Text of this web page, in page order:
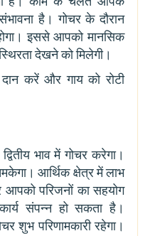
है। गोचर के दौरान
इससे आपको मानसिक
देखने को मिलेगी।
करें और गाय को रोटी
भाव में गोचर करेगा।
आर्थिक क्षेत्र में लाभ
परिजनों का सहयोग
संपन्न हो सकता है।
शुभ परिणामकारी रहेगा।